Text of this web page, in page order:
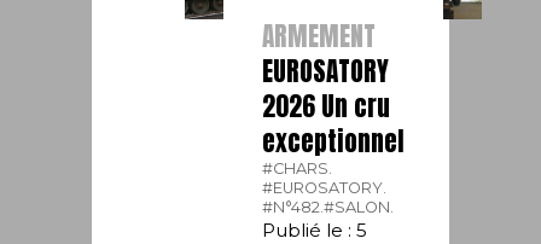
ARMEMENT
EUROSATORY
2026 Un cru
exceptionnel
#CHARS.
#EUROSATORY.
#N°482.#SALON.
Publié le : 5